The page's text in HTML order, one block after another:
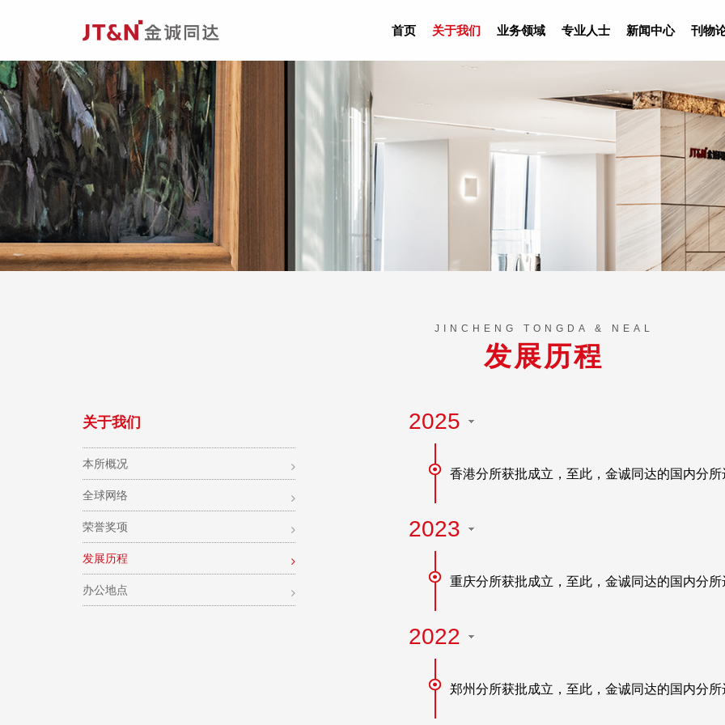
首页 关于我们 业务领域 专业人士 新闻中心 刊物
JINCHENG TONGDA & NEAL
发展历程
2025
香港分所获批成立，至此，金诚同达的国内分所
2023
重庆分所获批成立，至此，金诚同达的国内分所
2022
郑州分所获批成立，至此，金诚同达的国内分所
关于我们
本所概况
全球网络
荣誉奖项
发展历程
办公地点